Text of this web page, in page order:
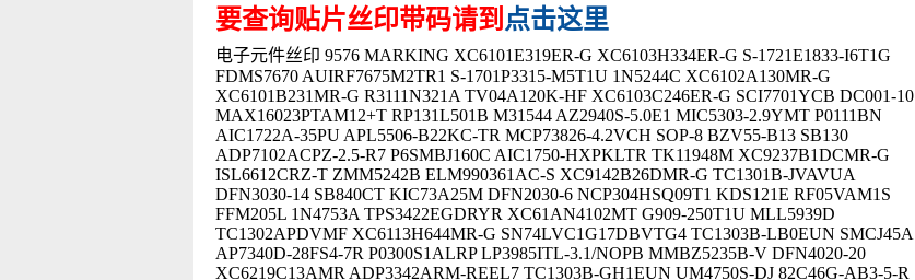
要查询贴片丝印带码请到 点击这里
电子元件丝印 9576 MARKING XC6101E319ER-G XC6103H334ER-G S-1721E1833-I6T1G
FDMS7670 AUIRF7675M2TR1 S-1701P3315-M5T1U 1N5244C XC6102A130MR-G
XC6101B231MR-G R3111N321A TV04A120K-HF XC6103C246ER-G SCI7701YCB DC001-10
MAX16023PTAM12+T RP131L501B M31544 AZ2940S-5.0E1 MIC5303-2.9YMT P0111BN
AIC1722A-35PU APL5506-B22KC-TR MCP73826-4.2VCH SOP-8 BZV55-B13 SB130
ADP7102ACPZ-2.5-R7 P6SMBJ160C AIC1750-HXPKLTR TK11948M XC9237B1DCMR-G
ISL6612CRZ-T ZMM5242B ELM990361AC-S XC9142B26DMR-G TC1301B-JVAVUA
DFN3030-14 SB840CT KIC73A25M DFN2030-6 NCP304HSQ09T1 KDS121E RF05VAM1S
FFM205L 1N4753A TPS3422EGDRYR XC61AN4102MT G909-250T1U MLL5939D
TC1302APDVMF XC6113H644MR-G SN74LVC1G17DBVTG4 TC1303B-LB0EUN SMCJ45A
AP7340D-28FS4-7R P0300S1ALRP LP3985ITL-3.1/NOPB MMBZ5235B-V DFN4020-20
XC6219C13AMR ADP3342ARM-REEL7 TC1303B-GH1EUN UM4750S-DJ 82C46G-AB3-5-R